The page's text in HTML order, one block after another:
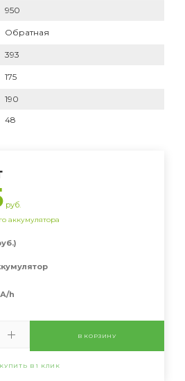
950
Обратная
393
175
190
48
руб.
аккумулятора
А/h
В КОРЗИНУ
КУПИТЬ В 1 КЛИК